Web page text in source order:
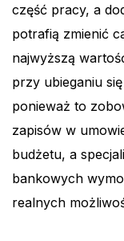
część pracy, a
potrafią zmienić
najwyższą
przy ubieganiu
ponieważ to
zapisów w
budżetu, a
bankowych
realnych